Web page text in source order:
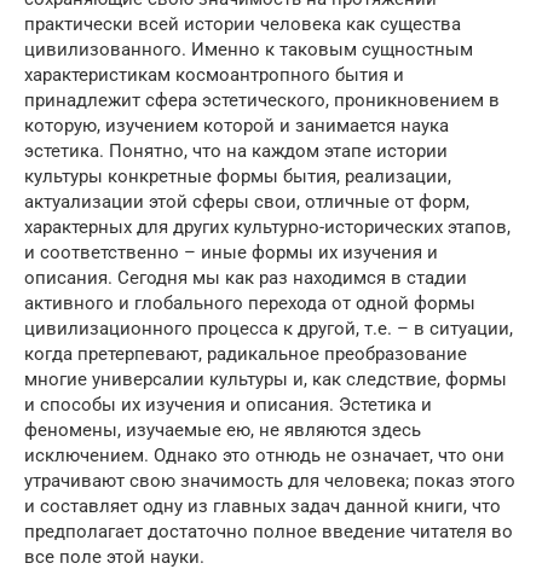
практически всей истории человека как существа
цивилизованного. Именно к таковым сущностным
характеристикам космоантропного бытия и
принадлежит сфера эстетического, проникновением в
которую, изучением которой и занимается наука
эстетика. Понятно, что на каждом этапе истории
культуры конкретные формы бытия, реализации,
актуализации этой сферы свои, отличные от форм,
характерных для других культурно-исторических этапов,
и соответственно – иные формы их изучения и
описания. Сегодня мы как раз находимся в стадии
активного и глобального перехода от одной формы
цивилизационного процесса к другой, т.е. – в ситуации,
когда претерпевают, радикальное преобразование
многие универсалии культуры и, как следствие, формы
и способы их изучения и описания. Эстетика и
феномены, изучаемые ею, не являются здесь
исключением. Однако это отнюдь не означает, что они
утрачивают свою значимость для человека; показ этого
и составляет одну из главных задач данной книги, что
предполагает достаточно полное введение читателя во
все поле этой науки.